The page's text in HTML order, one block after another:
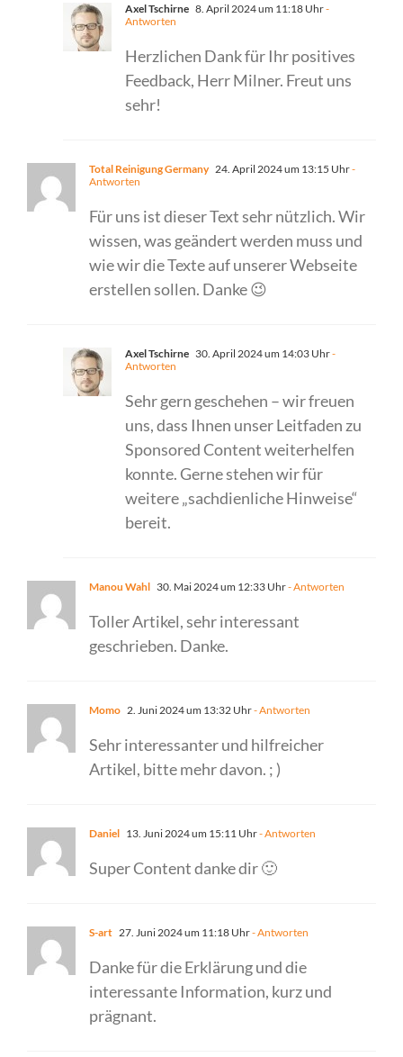
Axel Tschirne 8. April 2024 um 11:18 Uhr-
Antworten
Herzlichen Dank für Ihr positives
Feedback, Herr Milner. Freut uns
sehr!
Total Reinigung Germany 24. April 2024 um 13:15 Uhr-
Antworten
Für uns ist dieser Text sehr nützlich. Wir
wissen, was geändert werden muss und
wie wir die Texte auf unserer Webseite
erstellen sollen. Danke 😉
Axel Tschirne 30. April 2024 um 14:03 Uhr-
Antworten
Sehr gern geschehen – wir freuen
uns, dass Ihnen unser Leitfaden zu
Sponsored Content weiterhelfen
konnte. Gerne stehen wir für
weitere „sachdienliche Hinweise“
bereit.
Manou Wahl 30. Mai 2024 um 12:33 Uhr- Antworten
Toller Artikel, sehr interessant
geschrieben. Danke.
Momo 2. Juni 2024 um 13:32 Uhr- Antworten
Sehr interessanter und hilfreicher
Artikel, bitte mehr davon. ; )
Daniel 13. Juni 2024 um 15:11 Uhr- Antworten
Super Content danke dir 🙂
S-art 27. Juni 2024 um 11:18 Uhr- Antworten
Danke für die Erklärung und die
interessante Information, kurz und
prägnant.